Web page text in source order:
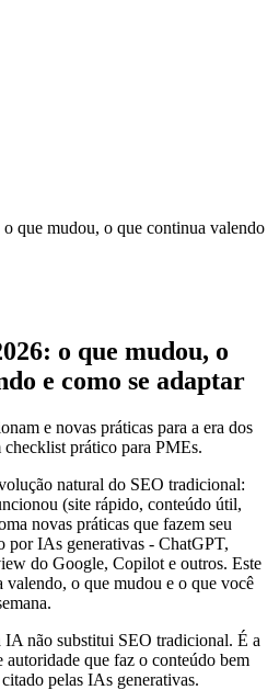
que mudou, o que continua valendo
o que mudou, o
e como se adaptar
e novas práticas para a era dos
checklist prático para PMEs.
natural do SEO tradicional:
(site rápido, conteúdo útil,
novas práticas que fazem seu
por IAs generativas - ChatGPT,
do Google, Copilot e outros. Este
o que mudou e o que você
IA não substitui SEO tradicional. É a
autoridade que faz o conteúdo bem
pelas IAs generativas.